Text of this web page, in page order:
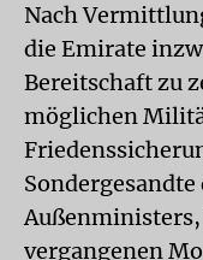
Nach
die Emirate
Bereitschaft zu
möglichen
Außenministers,
vergangenen